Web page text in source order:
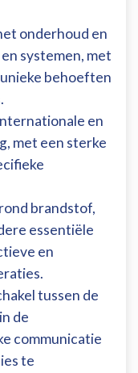
onderhoud en
systemen, met
behoeften
en
met een sterke
brandstof,
essentiële
en
tussen de
de
communicatie
te